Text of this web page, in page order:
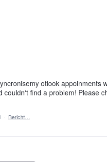
otlook appoinments
find a problem! Please
· Bericht…